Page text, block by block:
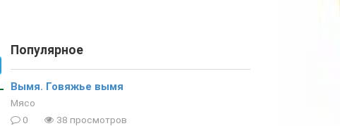
Популярное
Вымя. Говяжье вымя
Мясо
0
38 просмотров